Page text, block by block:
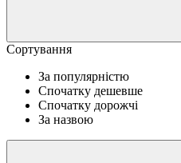
Сортування
За популярністю
Спочатку дешевше
Спочатку дорожчі
За назвою